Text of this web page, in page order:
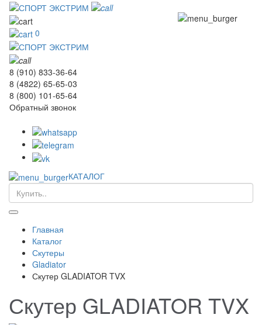
0
8 (910) 833-36-64
8 (4822) 65-65-03
8 (800) 101-65-64
Обратный звонок
КАТАЛОГ
Главная
Каталог
Скутеры
Gladiator
Скутер GLADIATOR TVX
Скутер GLADIATOR TVX